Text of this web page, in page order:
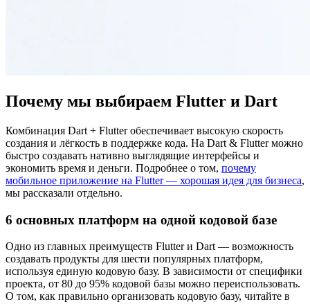
Почему мы выбираем Flutter и Dart
Комбинация Dart + Flutter обеспечивает высокую скорость
создания и лёгкость в поддержке кода. На Dart & Flutter можно
быстро создавать нативно выглядящие интерфейсы и
экономить время и деньги. Подробнее о том, почему
мобильное приложение на Flutter — хорошая идея для бизнеса,
мы рассказали отдельно.
6 основных платформ на одной кодовой базе
Одно из главных преимуществ Flutter и Dart — возможность
создавать продукты для шести популярных платформ,
используя единую кодовую базу. В зависимости от специфики
проекта, от 80 до 95% кодовой базы можно переиспользовать.
О том, как правильно организовать кодовую базу, читайте в